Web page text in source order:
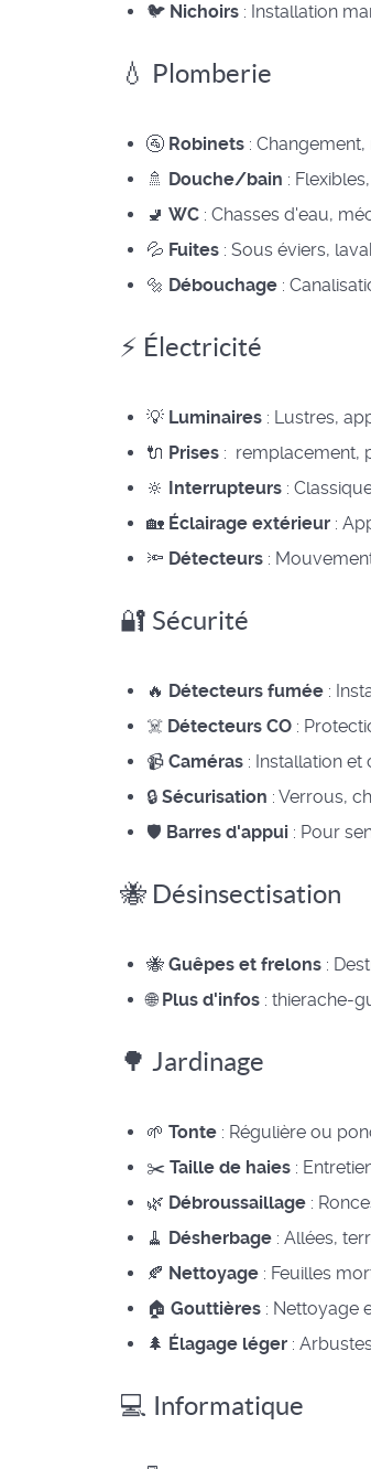
🐦 Nichoirs : Installation
💧 Plomberie
🚰 Robinets :
🚿 Douche/bain :
🚽 WC : Chasses d'eau,
💦 Fuites : Sous éviers,
🔩 Débouchage :
⚡ Électricité
💡 Luminaires : Lustres,
🔌 Prises : remplacement,
🔆 Interrupteurs :
🏡 Éclairage extérieur :
🔦 Détecteurs :
🔐 Sécurité
🔥 Détecteurs fumée :
☠️ Détecteurs CO :
📹 Caméras : Installation
🔒 Sécurisation : Verrous,
🛡️ Barres d'appui : Pour
🐝 Désinsectisation
🐝 Guêpes et frelons :
🌐 Plus d'infos : thierache-
🌳 Jardinage
🌱 Tonte : Régulière ou
✂️ Taille de haies :
🌿 Débroussaillage :
🧹 Désherbage : Allées,
🍂 Nettoyage : Feuilles
🏠 Gouttières : Nettoyage
🌲 Élagage léger :
💻 Informatique